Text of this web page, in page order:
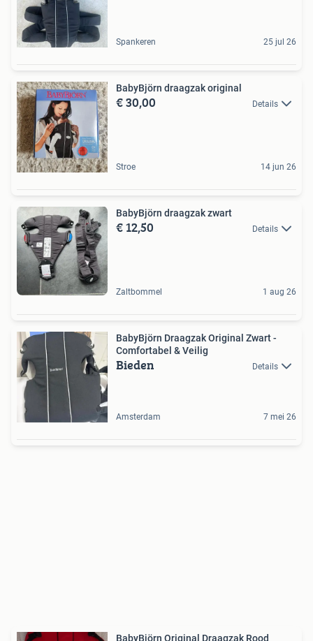
Spankeren 25 jul 26
BabyBjörn draagzak original
€ 30,00 Details
Stroe 14 jun 26
BabyBjörn draagzak zwart
€ 12,50 Details
Zaltbommel 1 aug 26
BabyBjörn Draagzak Original Zwart -
Comfortabel & Veilig
Bieden Details
Amsterdam 7 mei 26
BabyBjörn Original Draagzak Rood